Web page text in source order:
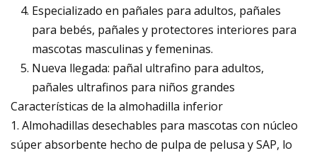
Especializado en pañales para adultos, pañales
para bebés, pañales y protectores interiores para
mascotas masculinas y femeninas.
Nueva llegada: pañal ultrafino para adultos,
pañales ultrafinos para niños grandes
Características de la almohadilla inferior
1. Almohadillas desechables para mascotas con núcleo
súper absorbente hecho de pulpa de pelusa y SAP, lo